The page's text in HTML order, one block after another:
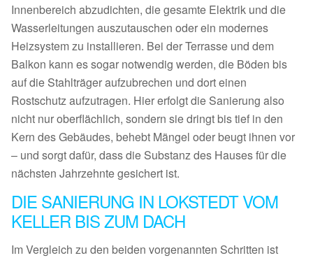
Innenbereich abzudichten, die gesamte Elektrik und die
Wasserleitungen auszutauschen oder ein modernes
Heizsystem zu installieren. Bei der Terrasse und dem
Balkon kann es sogar notwendig werden, die Böden bis
auf die Stahlträger aufzubrechen und dort einen
Rostschutz aufzutragen. Hier erfolgt die Sanierung also
nicht nur oberflächlich, sondern sie dringt bis tief in den
Kern des Gebäudes, behebt Mängel oder beugt ihnen vor
– und sorgt dafür, dass die Substanz des Hauses für die
nächsten Jahrzehnte gesichert ist.
DIE SANIERUNG IN LOKSTEDT VOM
KELLER BIS ZUM DACH
Im Vergleich zu den beiden vorgenannten Schritten ist